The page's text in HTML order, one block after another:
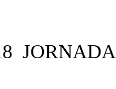
 JORNADA